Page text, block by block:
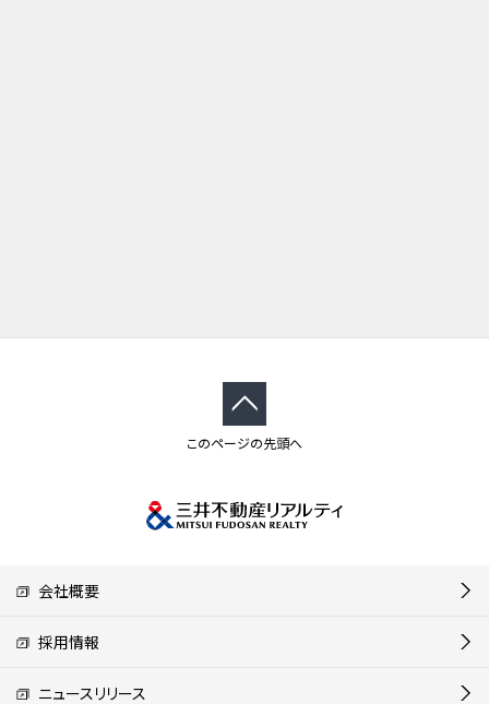
このページの先頭へ
会社概要
採用情報
ニュースリリース